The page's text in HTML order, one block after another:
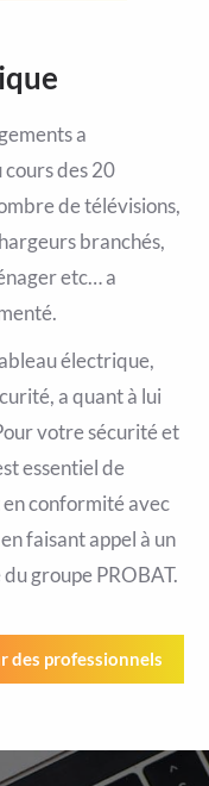
a
des 20
de télévisions,
branchés,
etc… a
électrique,
a quant à lui
votre sécurité et
essentiel de
conformité avec
faisant appel à un
groupe PROBAT.
des professionnels